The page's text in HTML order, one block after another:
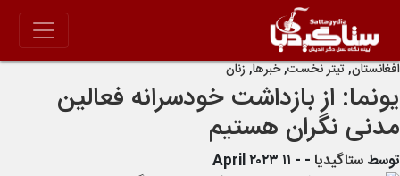
افغانستان,تیتر نخست,خبرها,زنان
یونما: از بازداشت خودسرانه فعالین
مدنی نگران هستیم
توسطستاگیدیا- - ۱۱ April ۲۰۲۳